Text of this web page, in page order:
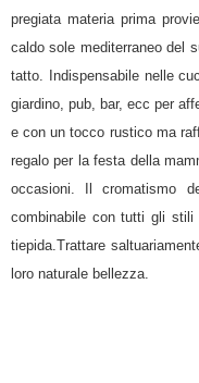
pregiata materia prima
caldo sole mediterraneo del
tatto. Indispensabile nelle
giardino, pub, bar, ecc per
e con un tocco rustico ma
regalo per la festa della
occasioni. Il cromatismo
combinabile con tutti gli stili
tiepida.Trattare
loro naturale bellezza.